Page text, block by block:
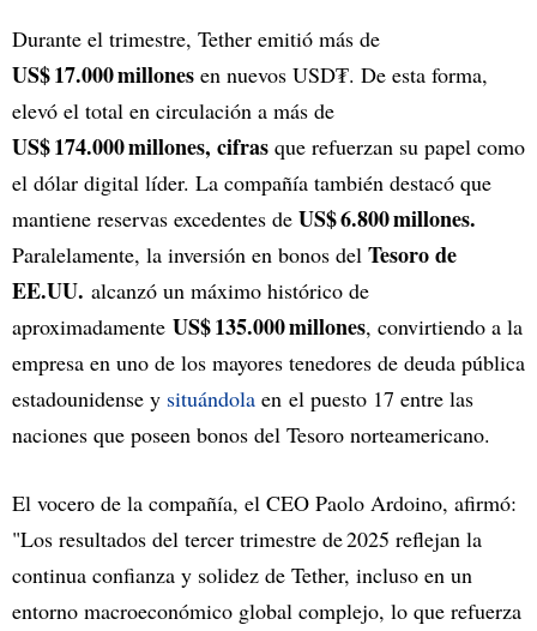
Durante el trimestre, Tether emitió más de
US$ 17.000 millones en nuevos USD₮. De esta forma,
elevó el total en circulación a más de
US$ 174.000 millones, cifras que refuerzan su papel como
el dólar digital líder. La compañía también destacó que
mantiene reservas excedentes de US$ 6.800 millones.
Paralelamente, la inversión en bonos del Tesoro de
EE.UU. alcanzó un máximo histórico de
aproximadamente US$ 135.000 millones, convirtiendo a la
empresa en uno de los mayores tenedores de deuda pública
estadounidense y situándola en el puesto 17 entre las
naciones que poseen bonos del Tesoro norteamericano.
El vocero de la compañía, el CEO Paolo Ardoino, afirmó:
"Los resultados del tercer trimestre de 2025 reflejan la
continua confianza y solidez de Tether, incluso en un
entorno macroeconómico global complejo, lo que refuerza